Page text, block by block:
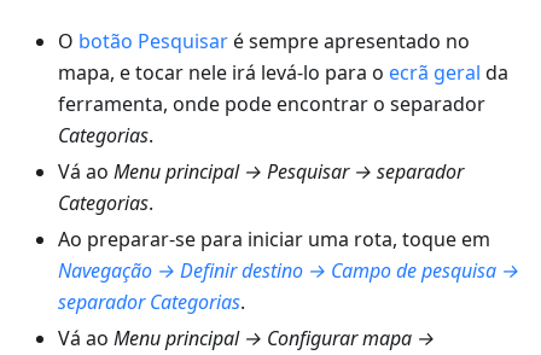
O botão Pesquisaré sempre apresentado no
mapa, e tocar nele irá levá-lo para o ecrã geral da
ferramenta, onde pode encontrar o separador
Categorias.
Vá ao Menu principal → Pesquisar → separador
Categorias.
Ao preparar-se para iniciar uma rota, toque em
Navegação → Definir destino → Campo de pesquisa →
separador Categorias.
Vá ao Menu principal → Configurar mapa →